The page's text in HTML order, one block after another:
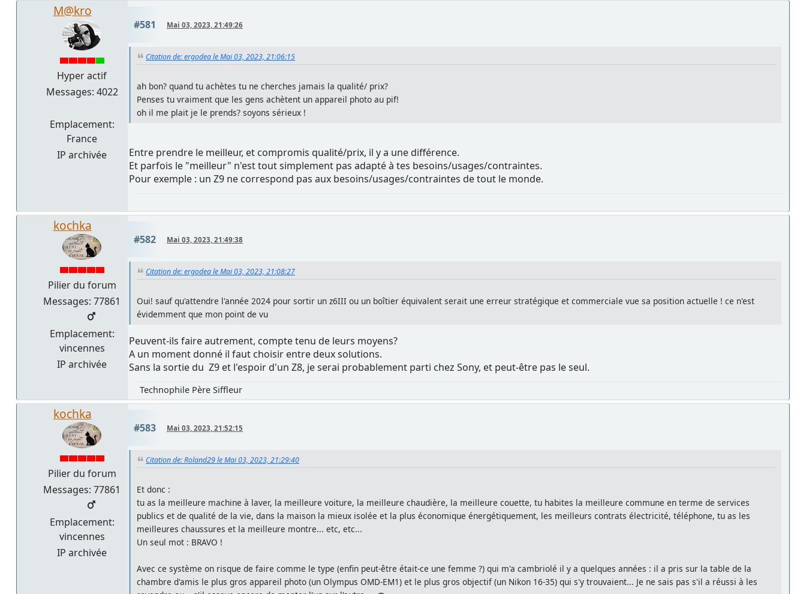
M@kro
Hyper actif
Messages: 4022
Emplacement:
France
IP archivée
#581 Mai 03, 2023, 21:49:26
Citation de: ergodea le Mai 03, 2023, 21:06:15
ah bon? quand tu achètes tu ne cherches jamais la qualité/ prix?
Penses tu vraiment que les gens achètent un appareil photo au pif!
oh il me plait je le prends? soyons sérieux !
Entre prendre le meilleur, et compromis qualité/prix, il y a une différence.
Et parfois le "meilleur" n'est tout simplement pas adapté à tes besoins/usages/contraintes.
Pour exemple : un Z9 ne correspond pas aux besoins/usages/contraintes de tout le monde.
kochka
Pilier du forum
Messages: 77861
Emplacement:
vincennes
IP archivée
#582 Mai 03, 2023, 21:49:38
Citation de: ergodea le Mai 03, 2023, 21:08:27
Oui! sauf qu'attendre l'année 2024 pour sortir un z6III ou un boîtier équivalent serait une erreur stratégique et commerciale vue sa position actuelle ! ce n'est
évidemment que mon point de vu
Peuvent-ils faire autrement, compte tenu de leurs moyens?
A un moment donné il faut choisir entre deux solutions.
Sans la sortie du Z9 et l'espoir d'un Z8, je serai probablement parti chez Sony, et peut-être pas le seul.
Technophile Père Siffleur
kochka
Pilier du forum
Messages: 77861
Emplacement:
vincennes
IP archivée
#583 Mai 03, 2023, 21:52:15
Citation de: Roland29 le Mai 03, 2023, 21:29:40
Et donc :
tu as la meilleure machine à laver, la meilleure voiture, la meilleure chaudière, la meilleure couette, tu habites la meilleure commune en terme de services
publics et de qualité de la vie, dans la maison la mieux isolée et la plus économique énergétiquement, les meilleurs contrats électricité, téléphone, tu as les
meilleures chaussures et la meilleure montre... etc, etc...
Un seul mot : BRAVO !
Avec ce système on risque de faire comme le type (enfin peut-être était-ce une femme ?) qui m'a cambriolé il y a quelques années : il a pris sur la table de la
chambre d'amis le plus gros appareil photo (un Olympus OMD-EM1) et le plus gros objectif (un Nikon 16-35) qui s'y trouvaient... Je ne sais pas s'il a réussi à les